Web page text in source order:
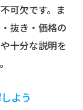
可欠です。ま
抜き・価格の
十分な説明を
よう